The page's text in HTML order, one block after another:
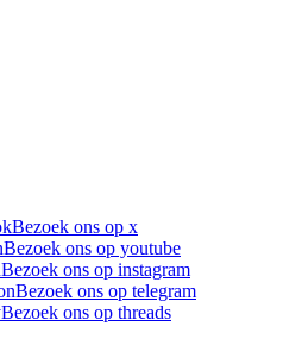
Bezoek ons op x
Bezoek ons op youtube
Bezoek ons op instagram
Bezoek ons op telegram
Bezoek ons op threads